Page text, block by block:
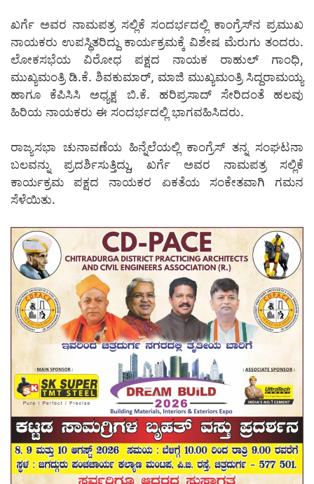
ಖರ್ಗೆ ಅವರ ನಾಮಪತ್ರ ಸಲ್ಲಿಕೆ ಸಂದರ್ಭದಲ್ಲಿ ಕಾಂಗ್ರೆಸ್‌ನ ಪ್ರಮುಖ
ನಾಯಕರು ಉಪಸ್ಥಿತರಿದ್ದು ಕಾರ್ಯಕ್ರಮಕ್ಕೆ ವಿಶೇಷ ಮೆರುಗು ತಂದರು.
ಲೋಕಸಭೆಯ ವಿರೋಧ ಪಕ್ಷದ ನಾಯಕ ರಾಹುಲ್ ಗಾಂಧಿ,
ಮುಖ್ಯಮಂತ್ರಿ ಡಿ.ಕೆ. ಶಿವಕುಮಾರ್, ಮಾಜಿ ಮುಖ್ಯಮಂತ್ರಿ ಸಿದ್ದರಾಮಯ್ಯ
ಹಾಗೂ ಕೆಪಿಸಿಸಿ ಅಧ್ಯಕ್ಷ ಬಿ.ಕೆ. ಹರಿಪ್ರಸಾದ್ ಸೇರಿದಂತೆ ಹಲವು
ಹಿರಿಯ ನಾಯಕರು ಈ ಸಂದರ್ಭದಲ್ಲಿ ಭಾಗವಹಿಸಿದರು.
ರಾಜ್ಯಸಭಾ ಚುನಾವಣೆಯ ಹಿನ್ನೆಲೆಯಲ್ಲಿ ಕಾಂಗ್ರೆಸ್ ತನ್ನ ಸಂಘಟನಾ
ಬಲವನ್ನು ಪ್ರದರ್ಶಿಸುತ್ತಿದ್ದು, ಖರ್ಗೆ ಅವರ ನಾಮಪತ್ರ ಸಲ್ಲಿಕೆ
ಕಾರ್ಯಕ್ರಮ ಪಕ್ಷದ ನಾಯಕರ ಏಕತೆಯ ಸಂಕೇತವಾಗಿ ಗಮನ
ಸೆಳೆಯಿತು.